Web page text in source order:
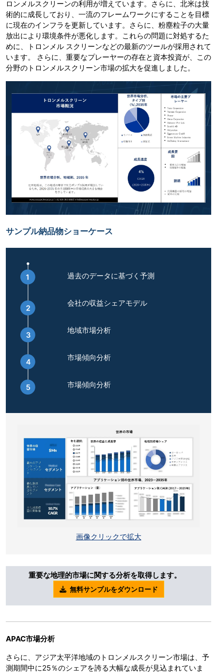
ロンメルスクリーンの利用が増えています。さらに、北米は技
術的に成長しており、一流のフレームワークにすることを目標
に現在のインフラを更新しています。さらに、粉塵粒子の大量
放出により環境条件が悪化します。これらの問題に対処するた
めに、トロンメル スクリーンなどの最新のツールが採用されて
います。 さらに、重要なプレーヤーの存在と資本投資が、この
分野のトロンメルスクリーン市場の拡大を促進しました。
サンプル納品物ショーケース
過去のデータに基づく予測
会社の収益シェアモデル
地域市場分析
市場傾向分析
市場傾向分析
画像クリックで拡大
重要な地理的市場に関する分析を取得します。
無料サンプルをダウンロード
APAC市場分析
さらに、アジア太平洋地域のトロンメルスクリーン市場は、予
測期間中に25％のシェアを誇る大幅な成長が見込まれていま